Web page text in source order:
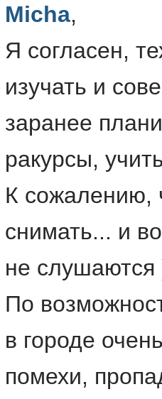
Micha,
Я согласен,
изучать и
заранее
ракурсы,
К сожалению,
снимать... и
не слушаются
По
в городе
помехи,